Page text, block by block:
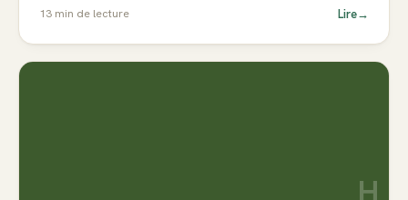
13 min de lecture Lire→
H